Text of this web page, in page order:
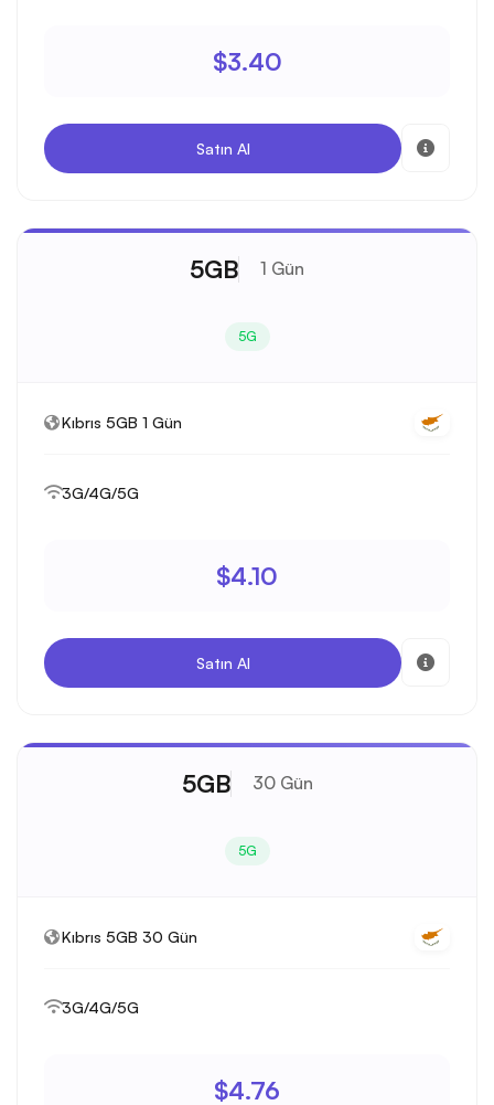
$3.40
Satın Al
5GB 1 Gün
5G
Kıbrıs 5GB 1 Gün
3G/4G/5G
$4.10
Satın Al
5GB 30 Gün
5G
Kıbrıs 5GB 30 Gün
3G/4G/5G
$4.76